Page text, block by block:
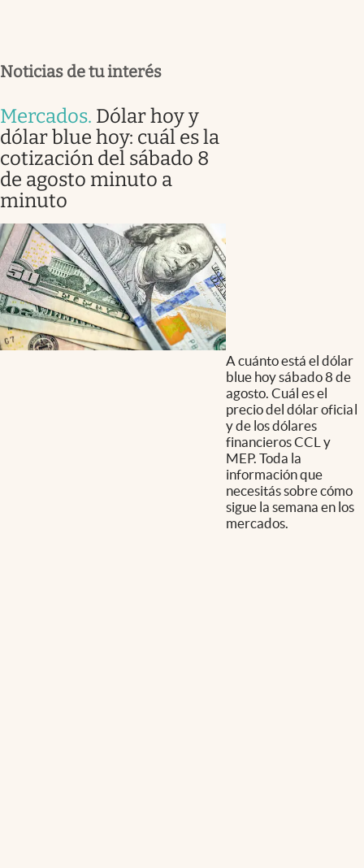
Noticias de tu interés
Mercados. Dólar hoy y
dólar blue hoy: cuál es la
cotización del sábado 8
de agosto minuto a
minuto
A cuánto está el dólar
blue hoy sábado 8 de
agosto. Cuál es el
precio del dólar oficial
y de los dólares
financieros CCL y
MEP. Toda la
información que
necesitás sobre cómo
sigue la semana en los
mercados.